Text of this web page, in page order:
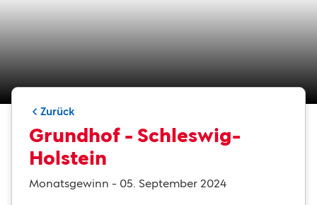
Zurück
Grundhof - Schleswig-
Holstein
Monatsgewinn - 05. September 2024